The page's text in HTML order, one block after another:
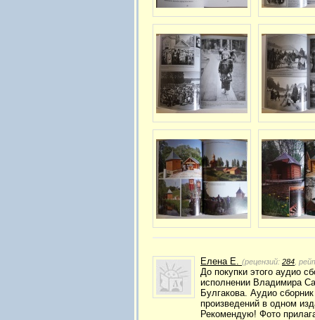
Елена Е. (рецензий: 284 ,
До покупки этого аудио
исполнении Владимира
Булгакова. Аудио
произведений в одном
Рекомендую! Фото